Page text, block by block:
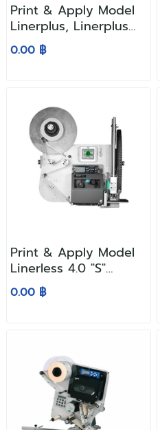
Print & Apply Model
Linerplus, Linerplus
4.0 "S" Series
0.00 ฿
Print & Apply Model
Linerless 4.0 "S"
Series
0.00 ฿